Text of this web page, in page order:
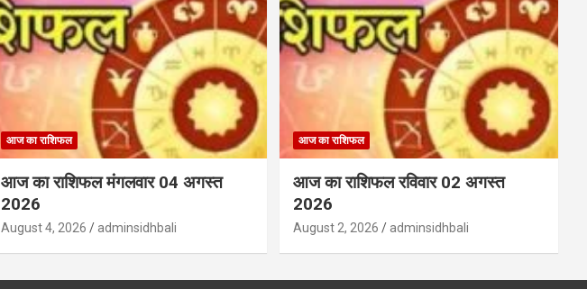
आज का राशिफल
आज का राशिफल मंगलवार 04 अगस्त
2026
August 4, 2026 adminsidhbali
आज का राशिफल
आज का राशिफल रविवार 02 अगस्त
2026
August 2, 2026 adminsidhbali